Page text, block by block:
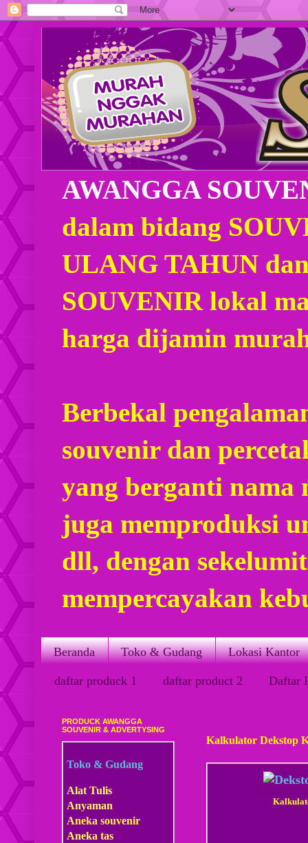
AWANGGA
dalam bidang
ULANG TAHUN
SOUVENIR lokal
harga dijamin
Berbekal
souvenir dan
yang berganti nama
juga memproduksi
dll, dengan
mempercayakan
Beranda Toko & Gudang Lokasi Kantor
daftar produck 1 daftar product 2 Daftar
Kalkulator Dekstop
PRODUCK AWANGGA
SOUVENIR & ADVERTYSING
Toko & Gudang
Alat Tulis
Anyaman
Aneka souvenir
Aneka tas